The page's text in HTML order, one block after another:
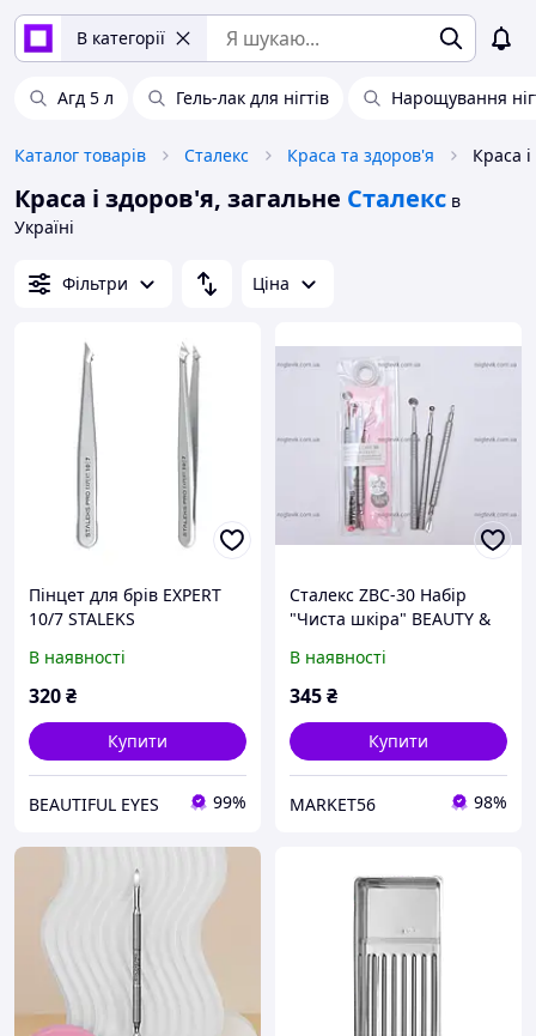
В категорії
Агд 5 л Гель-лак для нігтів Нарощування
Каталог товарів Сталекс Краса та здоров'я Краса
Краса і здоров'я, загальне Сталекс в
Україні
Фільтри Ціна
Пінцет для брів EXPERT
10/7 STALEKS
В наявності
320₴
Купити
BEAUTIFUL EYES 99%
Сталекс ZBC-30 Набір
"Чиста шкіра" BEAUTY &
+петля)
В наявності
345₴
Купити
MARKET56 98%